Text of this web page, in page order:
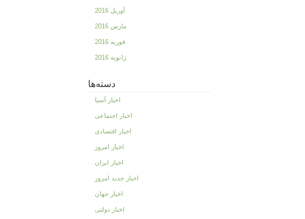
آوریل 2016
مارس 2016
فوریه 2016
ژانویه 2016
دسته‌ها
اخبار آسیا
اخبار اجتماعی
اخبار اقتصادی
اخبار امروز
اخبار ایران
اخبار جدید امروز
اخبار جهان
اخبار دولتی